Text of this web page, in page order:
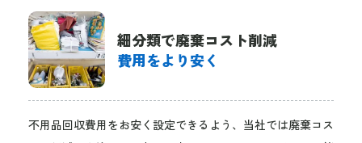
細分類で廃棄コスト削減
費用をより安く
不用品回収費用をお安く設定できるよう、当社では廃棄コス